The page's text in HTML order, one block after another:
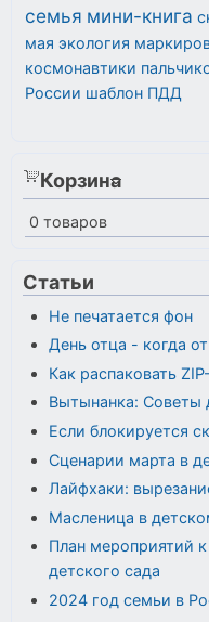
семья мини-книга
мая экология
космонавтики
России шаблон ПДД
Корзина
0 товаров
Статьи
Не печатается фон
День отца - когда
Как распаковать
Вытынанка: Советы
Если блокируется
Сценарии марта в
Лайфхаки:
Масленица в
План мероприятий
детского сада
2024 год семьи в